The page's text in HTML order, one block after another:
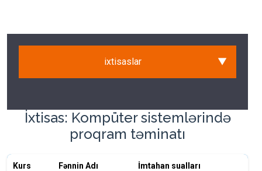
ixtisaslar ▼
İxtisas: Kompüter sistemlərində
proqram təminatı
Kurs Fənnin Adı İmtahan sualları